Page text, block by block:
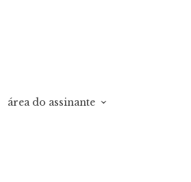
área do assinante